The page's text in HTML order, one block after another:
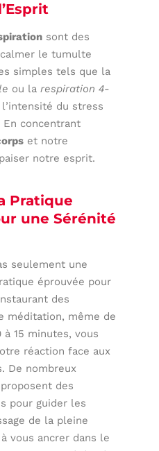
sont des
le tumulte
simples tels que la
ou larespiration 4-
du stress
concentrant
et notre
notre esprit.
Pratique
une Sérénité
seulement une
éprouvée pour
des
méditation, même de
à 15 minutes, vous
réaction face aux
De nombreux
des
pour guider les
de la pleine
vous ancrer dans le